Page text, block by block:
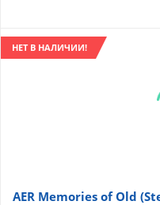
НЕТ В НАЛИЧИИ!
AER Memories of Old